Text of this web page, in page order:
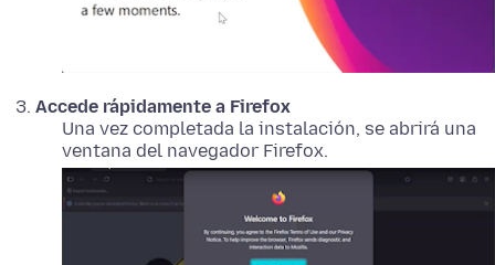
Accede rápidamente a Firefox
Una vez completada la instalación, se abrirá una
ventana del navegador Firefox.